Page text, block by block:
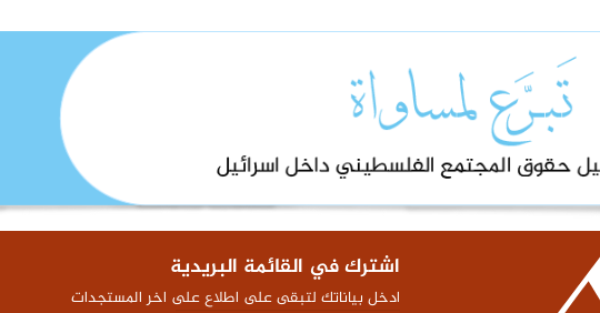
اشترك في القائمة البريدية
ادخل بياناتك لتبقى على اطلاع على اخر المستجدات